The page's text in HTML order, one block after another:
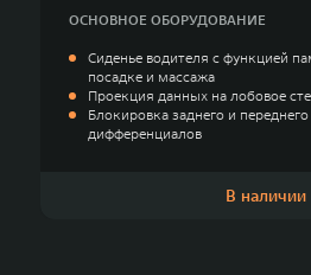
ОСНОВНОЕ ОБОРУДОВАНИЕ
Сиденье водителя с функцией
посадке и массажа
Проекция данных на лобовое
Блокировка заднего и
дифференциалов
В наличии